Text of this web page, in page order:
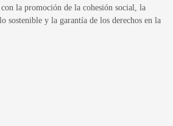
la promoción de la cohesión social, la
sostenible y la garantía de los derechos en la